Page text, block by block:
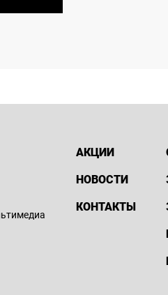
АКЦИИ
НОВОСТИ
КОНТАКТЫ